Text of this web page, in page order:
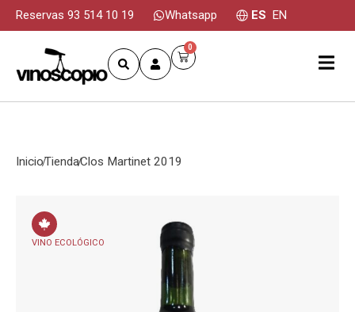
Reservas 93 514 10 19 Whatsapp ES EN
0
InicioTiendaClos Martinet 2019
VINO ECOLÓGICO